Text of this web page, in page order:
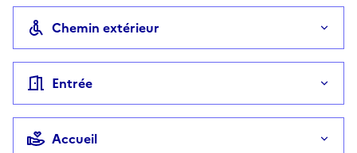
Chemin extérieur
Entrée
Accueil